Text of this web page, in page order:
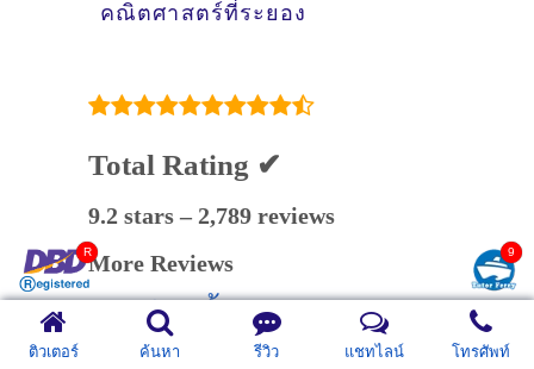
คณิตศาสตร์ที่ระยอง
Total Rating ✔
9.2 stars – 2,789 reviews
More Reviews
อ่านรีวิว ทั้งหมดคลิก
ติวเตอร์ ค้นหา รีวิว แชทไลน์ โทรศัพท์